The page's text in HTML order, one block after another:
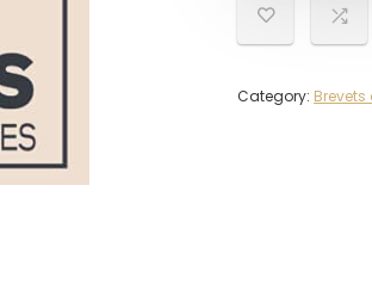
Category: